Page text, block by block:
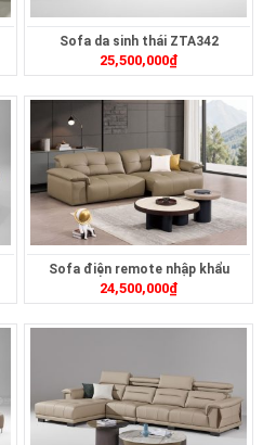
Sofa da sinh thái ZTA342
25,500,000₫
Sofa điện remote nhập khẩu
ZT2620
24,500,000₫